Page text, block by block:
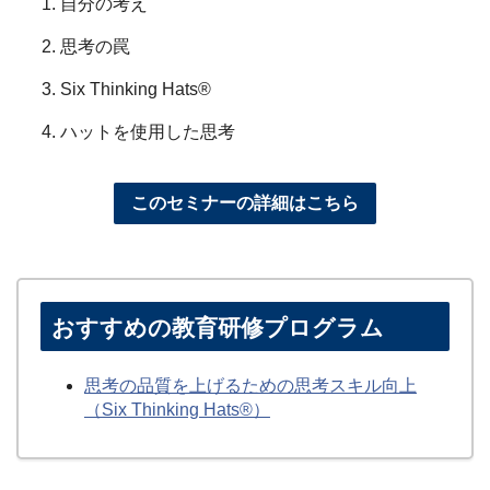
思考の罠
Six Thinking Hats®
ハットを使用した思考
このセミナーの詳細はこちら
おすすめの教育研修プログラム
思考の品質を上げるための思考スキル向上
（Six Thinking Hats®）